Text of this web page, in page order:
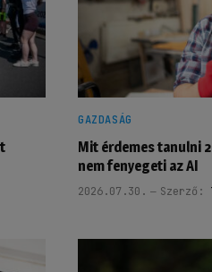
GAZDASÁG
Mit érdemes tanulni
nem fenyegeti az AI
2026.07.30. Szerző: